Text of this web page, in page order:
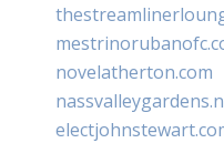
novelatherton.com